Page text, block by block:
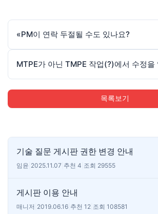
«PM이 연락 두절될 수도 있나요?
목록보기
기술 질문 게시판 권한 변경 안내
임윤 2025.11.07 추천 4 조회 29555
게시판 이용 안내
매니저 2019.06.16 추천 12 조회 108581